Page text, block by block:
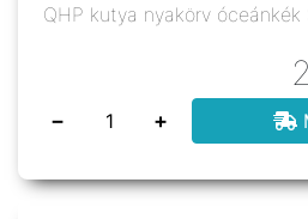
QHP kutya nyakörv óceánkék
− +